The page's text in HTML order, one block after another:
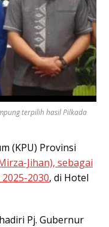
terpilih hasil Pilkada
(KPU) Provinsi
Jihan), sebagai
2030, di Hotel
Pj. Gubernur